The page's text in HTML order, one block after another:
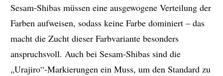
Sesam-Shibas müssen eine ausgewogene Verteilung der
Farben aufweisen, sodass keine Farbe dominiert – das
macht die Zucht dieser Farbvariante besonders
anspruchsvoll. Auch bei Sesam-Shibas sind die
„Urajiro“-Markierungen ein Muss, um den Standard zu